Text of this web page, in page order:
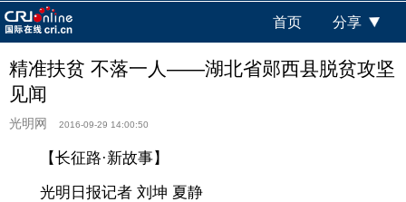
首页 分享
精准扶贫 不落一人——湖北省郧西县脱贫攻坚
见闻
光明网 2016-09-29 14:00:50
【长征路·新故事】
光明日报记者 刘坤 夏静